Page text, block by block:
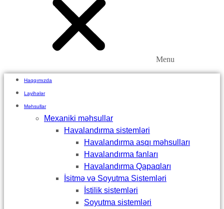
Menu
Haqqımızda
Layihələr
Məhsullar
Mexaniki məhsullar
Havalandırma sistemləri
Havalandırma asqı məhsulları
Havalandırma fanları
Havalandırma Qapaqları
İsitmə və Soyutma Sistemləri
İstilik sistemləri
Soyutma sistemləri